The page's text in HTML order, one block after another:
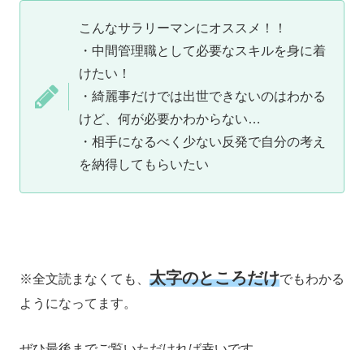
こんなサラリーマンにオススメ！！
・中間管理職として必要なスキルを身に着
けたい！
・綺麗事だけでは出世できないのはわかる
けど、何が必要かわからない…
・相手になるべく少ない反発で自分の考え
を納得してもらいたい
※全文読まなくても、 太字のところだけでもわかる
ようになってます。